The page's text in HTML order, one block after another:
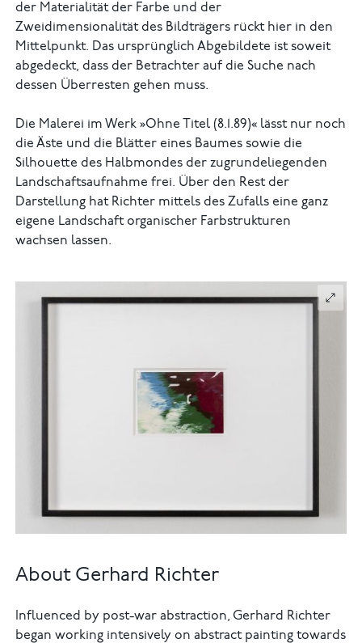
der Materialität der Farbe und der
Zweidimensionalität des Bildträgers rückt hier in den
Mittelpunkt. Das ursprünglich Abgebildete ist soweit
abgedeckt, dass der Betrachter auf die Suche nach
dessen Überresten gehen muss.
Die Malerei im Werk »Ohne Titel (8.1.89)« lässt nur noch
die Äste und die Blätter eines Baumes sowie die
Silhouette des Halbmondes der zugrundeliegenden
Landschaftsaufnahme frei. Über den Rest der
Darstellung hat Richter mittels des Zufalls eine ganz
eigene Landschaft organischer Farbstrukturen
wachsen lassen.
About Gerhard Richter
Influenced by post-war abstraction, Gerhard Richter
began working intensively on abstract painting towards